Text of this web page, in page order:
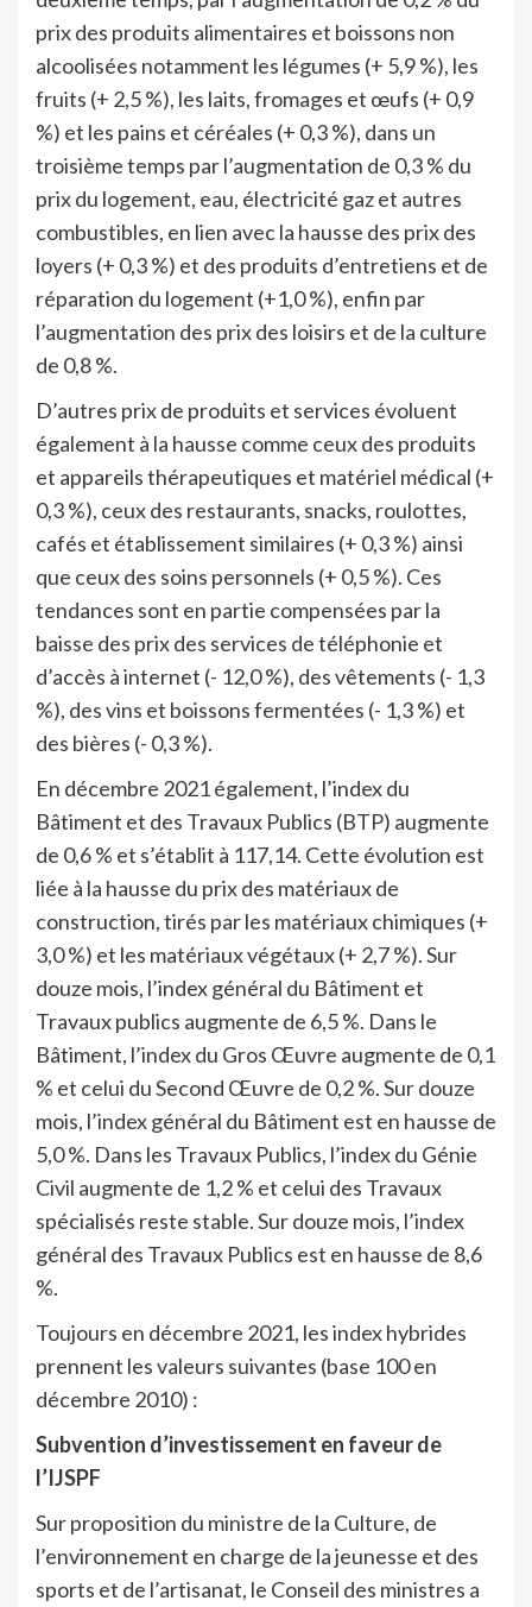
prix des produits alimentaires et boissons non
alcoolisées notamment les légumes (+ 5,9 %), les
fruits (+ 2,5 %), les laits, fromages et œufs (+ 0,9
%) et les pains et céréales (+ 0,3 %), dans un
troisième temps par l’augmentation de 0,3 % du
prix du logement, eau, électricité gaz et autres
combustibles, en lien avec la hausse des prix des
loyers (+ 0,3 %) et des produits d’entretiens et de
réparation du logement (+1,0 %), enfin par
l’augmentation des prix des loisirs et de la culture
de 0,8 %.
D’autres prix de produits et services évoluent
également à la hausse comme ceux des produits
et appareils thérapeutiques et matériel médical (+
0,3 %), ceux des restaurants, snacks, roulottes,
cafés et établissement similaires (+ 0,3 %) ainsi
que ceux des soins personnels (+ 0,5 %). Ces
tendances sont en partie compensées par la
baisse des prix des services de téléphonie et
d’accès à internet (- 12,0 %), des vêtements (- 1,3
%), des vins et boissons fermentées (- 1,3 %) et
des bières (- 0,3 %).
En décembre 2021 également, l’index du
Bâtiment et des Travaux Publics (BTP) augmente
de 0,6 % et s’établit à 117,14. Cette évolution est
liée à la hausse du prix des matériaux de
construction, tirés par les matériaux chimiques (+
3,0 %) et les matériaux végétaux (+ 2,7 %). Sur
douze mois, l’index général du Bâtiment et
Travaux publics augmente de 6,5 %. Dans le
Bâtiment, l’index du Gros Œuvre augmente de 0,1
% et celui du Second Œuvre de 0,2 %. Sur douze
mois, l’index général du Bâtiment est en hausse de
5,0 %. Dans les Travaux Publics, l’index du Génie
Civil augmente de 1,2 % et celui des Travaux
spécialisés reste stable. Sur douze mois, l’index
général des Travaux Publics est en hausse de 8,6
%.
Toujours en décembre 2021, les index hybrides
prennent les valeurs suivantes (base 100 en
décembre 2010) :
Subvention d’investissement en faveur de
l’IJSPF
Sur proposition du ministre de la Culture, de
l’environnement en charge de la jeunesse et des
sports et de l’artisanat, le Conseil des ministres a